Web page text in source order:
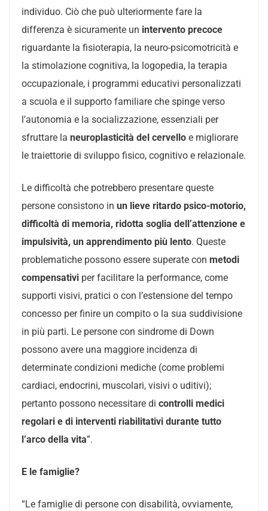
individuo. Ciò che può ulteriormente fare la
differenza è sicuramente un intervento precoce
riguardante la fisioterapia, la neuro-psicomotricità e
la stimolazione cognitiva, la logopedia, la terapia
occupazionale, i programmi educativi personalizzati
a scuola e il supporto familiare che spinge verso
l’autonomia e la socializzazione, essenziali per
sfruttare la neuroplasticità del cervello e migliorare
le traiettorie di sviluppo fisico, cognitivo e relazionale.
Le difficoltà che potrebbero presentare queste
persone consistono in un lieve ritardo psico-motorio,
difficoltà di memoria, ridotta soglia dell’attenzione e
impulsività, un apprendimento più lento. Queste
problematiche possono essere superate con metodi
compensativi per facilitare la performance, come
supporti visivi, pratici o con l’estensione del tempo
concesso per finire un compito o la sua suddivisione
in più parti. Le persone con sindrome di Down
possono avere una maggiore incidenza di
determinate condizioni mediche (come problemi
cardiaci, endocrini, muscolari, visivi o uditivi);
pertanto possono necessitare di controlli medici
regolari e di interventi riabilitativi durante tutto
l’arco della vita”.
E le famiglie?
“Le famiglie di persone con disabilità, ovviamente,